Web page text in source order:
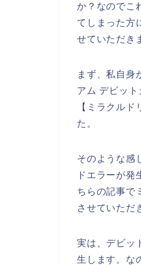
か？なのでこ
てしまった方
せていただき
まず、私自身
アム デビッ
【ミラクル
た。
そのような感
ドエラーが発
ちらの記事で
させていただ
実は、デビッ
生します。な